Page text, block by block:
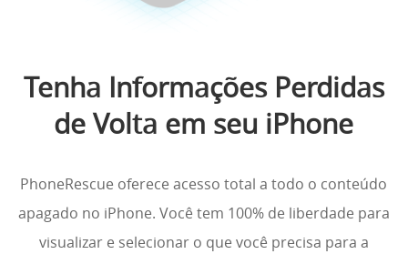
Tenha Informações Perdidas
de Volta em seu iPhone
PhoneRescue oferece acesso total a todo o conteúdo
apagado no iPhone. Você tem 100% de liberdade para
visualizar e selecionar o que você precisa para a